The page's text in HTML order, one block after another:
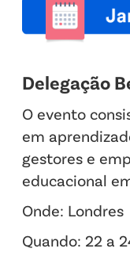
Delegação
O evento
em
gestores e
educacional
Onde: Londres
Quando: 22 a